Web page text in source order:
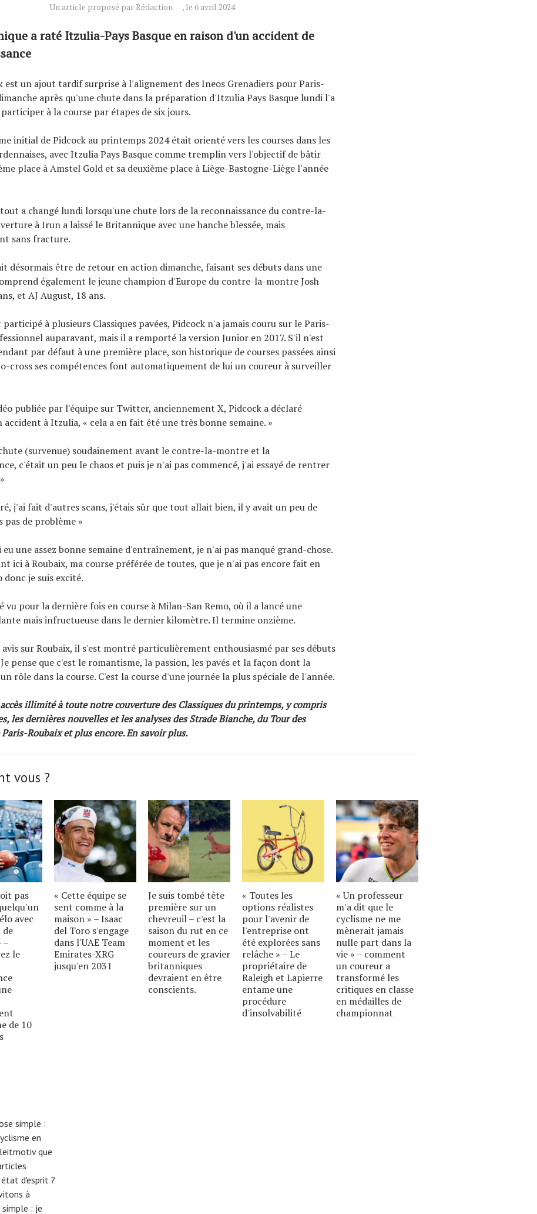
Un article proposé par Rédaction , le 6 avril 2024
a raté Itzulia-Pays Basque en raison d'un accident de
est un ajout tardif surprise à l'alignement des Ineos Grenadiers pour Paris-
après qu'une chute dans la préparation d'Itzulia Pays Basque lundi l'a
à la course par étapes de six jours.
initial de Pidcock au printemps 2024 était orienté vers les courses dans les
avec Itzulia Pays Basque comme tremplin vers l'objectif de bâtir
place à Amstel Gold et sa deuxième place à Liège-Bastogne-Liège l'année
a changé lundi lorsqu'une chute lors de la reconnaissance du contre-la-
à Irun a laissé le Britannique avec une hanche blessée, mais
sans fracture.
désormais être de retour en action dimanche, faisant ses débuts dans une
également le jeune champion d'Europe du contre-la-montre Josh
et AJ August, 18 ans.
à plusieurs Classiques pavées, Pidcock n'a jamais couru sur le Paris-
auparavant, mais il a remporté la version Junior en 2017. S'il n'est
par défaut à une première place, son historique de courses passées ainsi
cross ses compétences font automatiquement de lui un coureur à surveiller
publiée par l'équipe sur Twitter, anciennement X, Pidcock a déclaré
accident à Itzulia, « cela a en fait été une très bonne semaine. »
(survenue) soudainement avant le contre-la-montre et la
c'était un peu le chaos et puis je n'ai pas commencé, j'ai essayé de rentrer
j'ai fait d'autres scans, j'étais sûr que tout allait bien, il y avait un peu de
pas de problème »
eu une assez bonne semaine d'entraînement, je n'ai pas manqué grand-chose.
ici à Roubaix, ma course préférée de toutes, que je n'ai pas encore fait en
je suis excité.
vu pour la dernière fois en course à Milan-San Remo, où il a lancé une
mais infructueuse dans le dernier kilomètre. Il termine onzième.
avis sur Roubaix, il s'est montré particulièrement enthousiasmé par ses débuts
pense que c'est le romantisme, la passion, les pavés et la façon dont la
rôle dans la course. C'est la course d'une journée la plus spéciale de l'année.
illimité à toute notre couverture des Classiques du printemps, y compris
les dernières nouvelles et les analyses des Strade Bianche, du Tour des
Roubaix et plus encore.En savoir plus.
vous ?
pas
avec
–
le
de 10
« Cette équipe se
sent comme à la
maison » – Isaac
del Toro s'engage
dans l'UAE Team
Emirates-XRG
jusqu'en 2031
Je suis tombé tête
première sur un
chevreuil – c'est la
saison du rut en ce
moment et les
coureurs de gravier
britanniques
devraient en être
conscients.
« Toutes les
options réalistes
pour l'avenir de
l'entreprise ont
été explorées sans
relâche » – Le
propriétaire de
Raleigh et Lapierre
entame une
procédure
d'insolvabilité
« Un professeur
m'a dit que le
cyclisme ne me
mènerait jamais
nulle part dans la
vie » – comment
un coureur a
transformé les
critiques en classe
en médailles de
championnat
simple :
en
que
d'esprit ?
à
: je